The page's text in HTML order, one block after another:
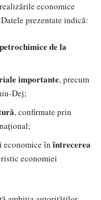
economice
prezentate indică:
de la
importante, precum
Dej;
, confirmate prin
economice înîntrecerea
economiei